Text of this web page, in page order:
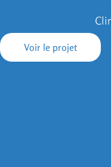
Voir le projet